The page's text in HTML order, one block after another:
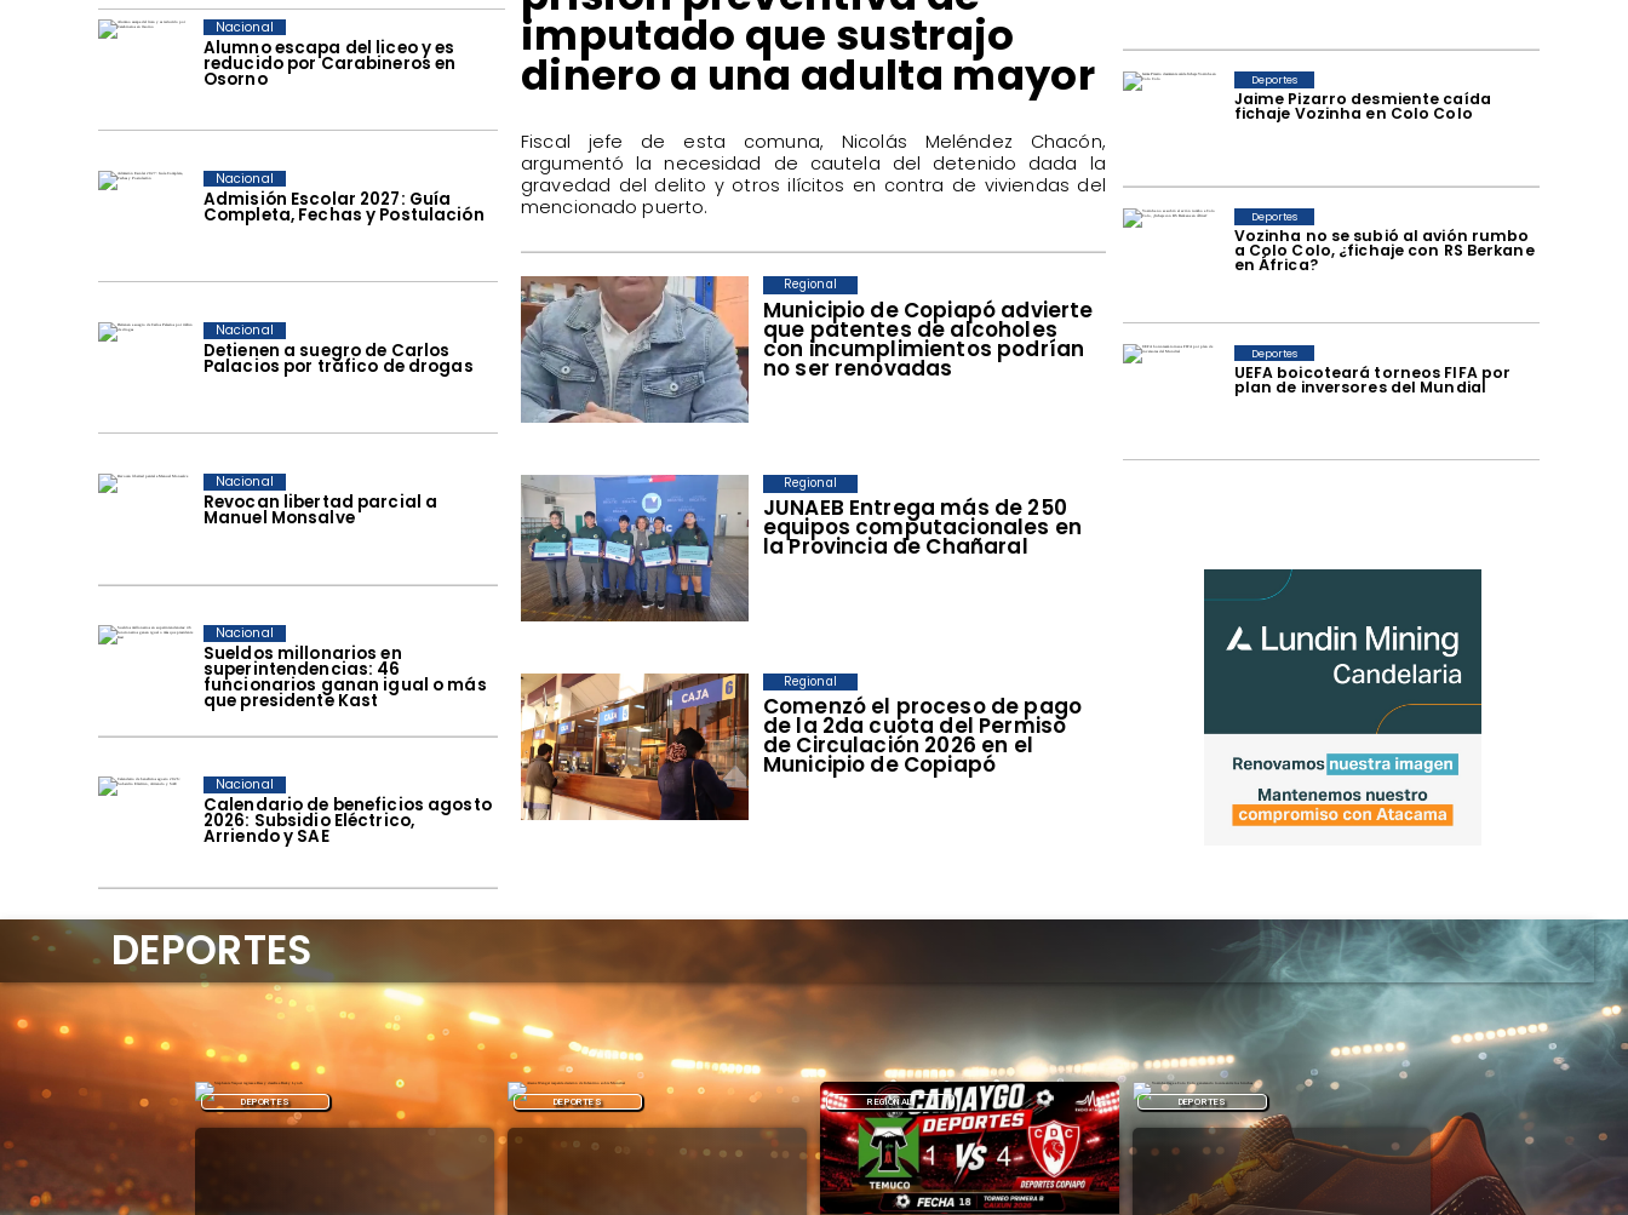
Jaime Pizarro desmiente caída
fichaje Vozinha en Colo Colo
Deportes
Vozinha no se subió al avión rumbo
a Colo Colo, ¿fichaje con RS Berkane
en África?
Deportes
UEFA boicoteará torneos FIFA por
plan de inversores del Mundial
Deportes
Alumno escapa del liceo y es
reducido por Carabineros en
Osorno
Nacional
Admisión Escolar 2027: Guía
Completa, Fechas y Postulación
Nacional
Detienen a suegro de Carlos
Palacios por tráfico de drogas
Nacional
Revocan libertad parcial a
Manuel Monsalve
Nacional
Sueldos millonarios en
superintendencias: 46
funcionarios ganan igual o más
que presidente Kast
Nacional
Calendario de beneficios agosto
2026: Subsidio Eléctrico,
Arriendo y SAE
Nacional
Municipio de Copiapó advierte
que patentes de alcoholes
con incumplimientos podrían
no ser renovadas
Regional
​JUNAEB Entrega más de 250
equipos computacionales en
la Provincia de Chañaral
Regional
​Comenzó el proceso de pago
de la 2da cuota del Permiso
de Circulación 2026 en el
Municipio de Copiapó
Regional
imputado que sustrajo
dinero a una adulta mayor
Fiscal jefe de esta comuna, Nicolás Meléndez Chacón,
argumentó la necesidad de cautela del detenido dada la
gravedad del delito y otros ilícitos en contra de viviendas del
mencionado puerto.
DEPORTES REGIONAL DEPORTES DEPORTES
DEPORTES